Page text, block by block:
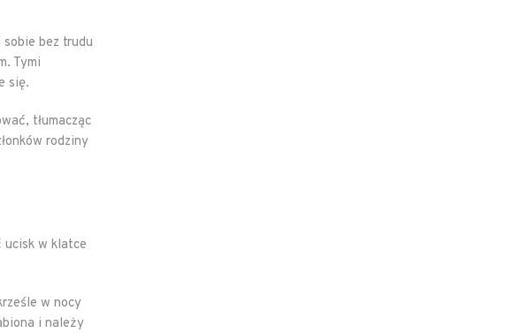
bez trudu
Tymi
się.
tłumacząc
rodziny
ucisk w klatce
w nocy
i należy